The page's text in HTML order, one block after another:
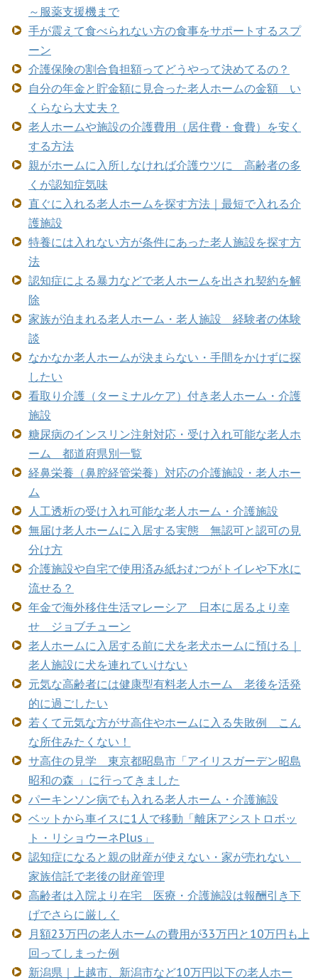
～服薬支援機まで
手が震えて食べられない方の食事をサポートするスプ
ーン
介護保険の割合負担額ってどうやって決めてるの？
自分の年金と貯金額に見合った老人ホームの金額 い
くらなら大丈夫？
老人ホームや施設の介護費用（居住費・食費）を安く
する方法
親がホームに入所しなければ介護ウツに 高齢者の多
くが認知症気味
直ぐに入れる老人ホームを探す方法｜最短で入れる介
護施設
特養には入れない方が条件にあった老人施設を探す方
法
認知症による暴力などで老人ホームを出され契約を解
除
家族が泊まれる老人ホーム・老人施設 経験者の体験
談
なかなか老人ホームが決まらない・手間をかけずに探
したい
看取り介護（ターミナルケア）付き老人ホーム・介護
施設
糖尿病のインスリン注射対応・受け入れ可能な老人ホ
ーム 都道府県別一覧
経鼻栄養（鼻腔経管栄養）対応の介護施設・老人ホー
ム
人工透析の受け入れ可能な老人ホーム・介護施設
無届け老人ホームに入居する実態 無認可と認可の見
分け方
介護施設や自宅で使用済み紙おむつがトイレや下水に
流せる？
年金で海外移住生活マレーシア 日本に居るより幸
せ ジョブチューン
老人ホームに入居する前に犬を老犬ホームに預ける｜
老人施設に犬を連れていけない
元気な高齢者には健康型有料老人ホーム 老後を活発
的に過ごしたい
若くて元気な方がサ高住やホームに入る失敗例 こん
な所住みたくない！
サ高住の見学 東京都昭島市「アイリスガーデン昭島
昭和の森 」に行ってきました
パーキンソン病でも入れる老人ホーム・介護施設
ベットから車イスに1人で移動「離床アシストロボッ
ト・リショウーネPlus」
認知症になると親の財産が使えない・家が売れない
家族信託で老後の財産管理
高齢者は入院より在宅 医療・介護施設は報酬引き下
げでさらに厳しく
月額23万円の老人ホームの費用が33万円と10万円も上
回ってしまった例
新潟県｜上越市、新潟市など10万円以下の老人ホー